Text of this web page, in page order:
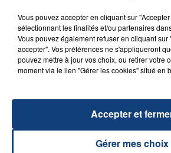
TITRES DIFFUSÉS
4h41
4h41 4h38
4h38
Vous pouvez accepter en cliquant sur
sélectionnant les finalités et/ou partenaires
Vous pouvez également refuser en cliquant sur
accepter". Vos préférences ne s'appliqueront
pouvez mettre à jour vos choix, ou retirer votre
moment via le lien "Gérer les cookies" situé en
Gérer mes choix
Accepter et